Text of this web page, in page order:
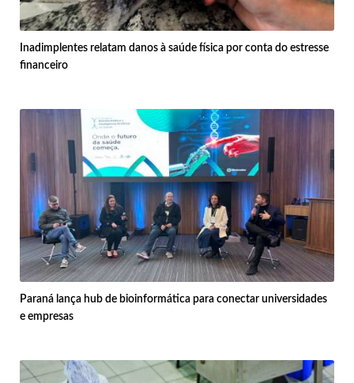
Inadimplentes relatam danos à saúde física por conta do estresse
financeiro
Paraná lança hub de bioinformática para conectar universidades
e empresas